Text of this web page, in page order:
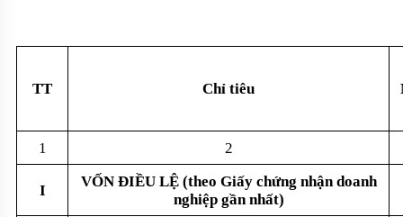
TT Chỉ tiêu
1 2
I
VỐN ĐIỀU LỆ (theo Giấy chứng nhận doanh
nghiệp gần nhất)